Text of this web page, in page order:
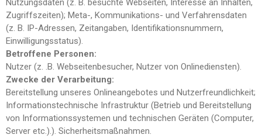
Nutzungsdaten (z. B. besuchte Webseiten, Interesse an Inhalten,
Zugriffszeiten); Meta-, Kommunikations- und Verfahrensdaten
(z. B. IP-Adressen, Zeitangaben, Identifikationsnummern,
Einwilligungsstatus).
Betroffene Personen:
Nutzer (z. .B. Webseitenbesucher, Nutzer von Onlinediensten).
Zwecke der Verarbeitung:
Bereitstellung unseres Onlineangebotes und Nutzerfreundlichkeit;
Informationstechnische Infrastruktur (Betrieb und Bereitstellung
von Informationssystemen und technischen Geräten (Computer,
Server etc.).). Sicherheitsmaßnahmen.